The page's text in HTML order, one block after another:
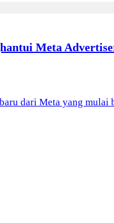
Meta
dari Meta yang